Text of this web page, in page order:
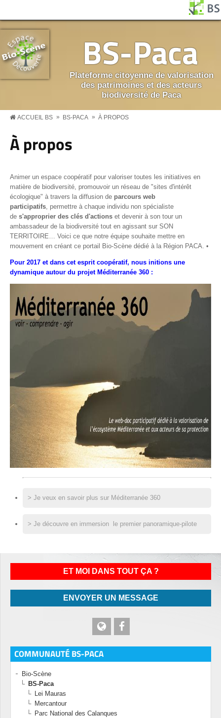
BS-Paca
Plateforme citoyenne de valorisation
des patrimoines et des acteurs
biodiversité de Paca
BS MENU
ACCUEIL BS » BS-PACA » À PROPOS
À propos
Animer un espace coopératif pour valoriser toutes les initiatives en
matière de biodiversité, promouvoir un réseau de "sites d'intérêt
écologique" à travers la diffusion de parcours web
participatifs , permettre à chaque individu non spécialiste
de s'approprier des clés d'actions et devenir à son tour un
ambassadeur de la biodiversité tout en agissant sur SON
TERRITOIRE… Voici ce que notre équipe souhaite mettre en
mouvement en créant ce portail Bio-Scène dédié à la Région PACA. •
Pour 2017 et dans cet esprit coopératif, nous initions une
dynamique autour du projet Méditerranée 360 :
> Je veux en savoir plus sur Méditerranée 360
> Je découvre en immersion le premier panoramique-pilote
ET MOI DANS TOUT ÇA ?
ENVOYER UN MESSAGE
COMMUNAUTÉ BS-PACA
Bio-Scène
BS-Paca
Lei Mauras
Mercantour
Parc National des Calanques